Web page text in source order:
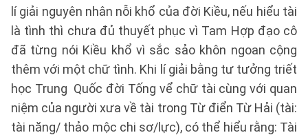
lí giải nguyên nhân nỗi khổ của đời Kiều, nếu hiểu tài
là tình thì chưa đủ thuyết phục vì Tam Hợp đạo cô
đã từng nói Kiều khổ vì sắc sảo khôn ngoan cộng
thêm với một chữ tình. Khi lí giải bằng tư tưởng triết
học Trung Quốc đời Tống vể chữ tài cùng với quan
niệm của người xưa về tài trong Từ điển Từ Hải (tài:
tài năng/ thảo mộc chi sơ/lực), có thể hiểu rằng: Tài